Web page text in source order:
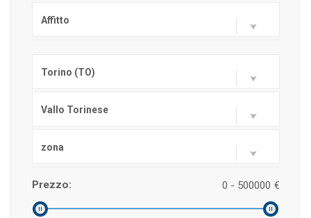
Affitto
Torino (TO)
Vallo Torinese
zona
Prezzo: €
0 - 500000